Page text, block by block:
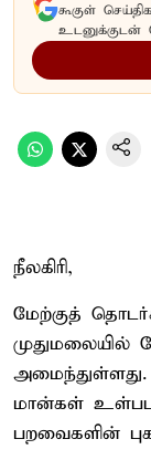
கூகுள்
உடனுக்குடன்
நீலகிரி,
மேற்குத்
முதுமலையில்
அமைந்துள்ளது.
மான்கள் உள்பட
பறவைகளின்